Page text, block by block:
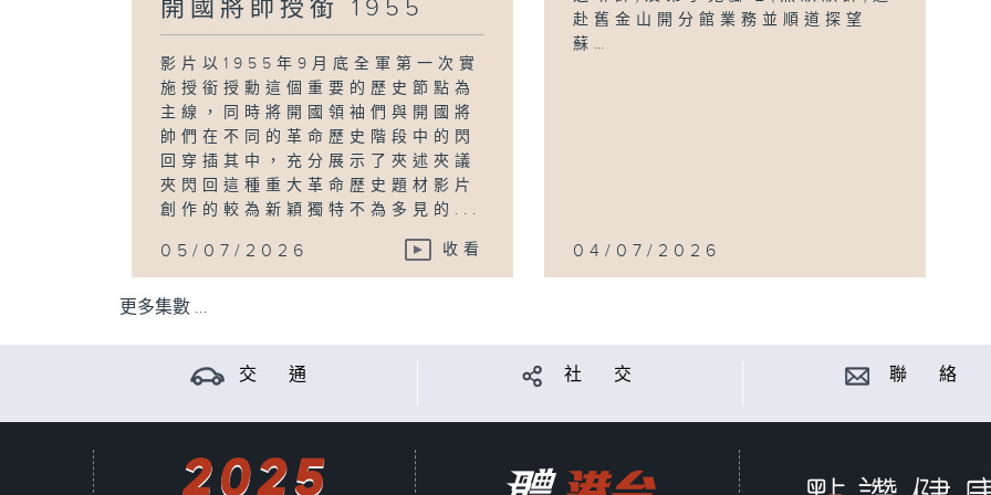
開國將帥授銜 1955
影片以1955年9月底全軍第一次實
施授銜授勳這個重要的歷史節點為
主線，同時將開國領袖們與開國將
帥們在不同的革命歷史階段中的閃
回穿插其中，充分展示了夾述夾議
夾閃回這種重大革命歷史題材影片
創作的較為新穎獨特不為多見的...
05/07/2026 收看
赴舊金山開分館業務並順道探望
蘇…
04/07/2026
更多集數 ...
交 通 社 交 聯 絡